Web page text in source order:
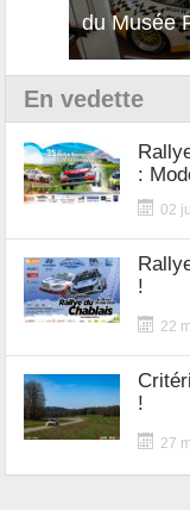
du Musée
12Cilindri
En vedette
:
02
!
22
!
27